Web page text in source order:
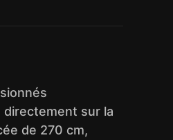
directement sur la
de 270 cm,